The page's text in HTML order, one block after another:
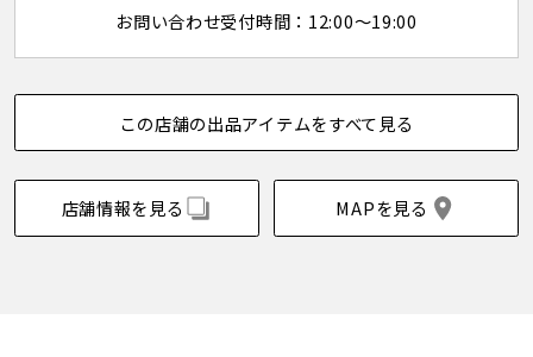
お問い合わせ受付時間：12:00～19:00
この店舗の出品アイテムをすべて見る
店舗情報を見る MAPを見る